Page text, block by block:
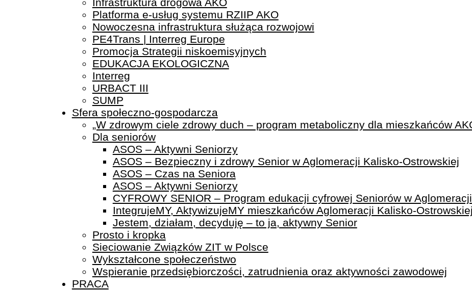
Platforma e-usług systemu RZIIP AKO
Nowoczesna infrastruktura służąca rozwojowi
PE4Trans | Interreg Europe
Promocja Strategii niskoemisyjnych
EDUKACJA EKOLOGICZNA
Interreg
URBACT III
SUMP
Sfera społeczno-gospodarcza
„W zdrowym ciele zdrowy duch – program metaboliczny dla mieszkańców
Dla seniorów
ASOS – Aktywni Seniorzy
ASOS – Bezpieczny i zdrowy Senior w Aglomeracji Kalisko-Ostrowskiej
ASOS – Czas na Seniora
ASOS – Aktywni Seniorzy
CYFROWY SENIOR – Program edukacji cyfrowej Seniorów w
IntegrujeMY, AktywizujeMY mieszkańców Aglomeracji Kalisko-Ostrowskiej
Jestem, działam, decyduję – to ja, aktywny Senior
Prosto i kropka
Sieciowanie Związków ZIT w Polsce
Wykształcone społeczeństwo
Wspieranie przedsiębiorczości, zatrudnienia oraz aktywności zawodowej
PRACA